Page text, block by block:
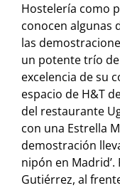
Hostelería como
conocen algunas
las
un potente trío
excelencia de su
espacio de H&T
del restaurante
con una Estrella
demostración
nipón en
Gutiérrez, al